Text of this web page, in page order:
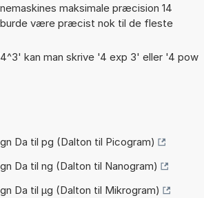
maksimale præcision 14
være præcist nok til de fleste
kan man skrive '4 exp 3' eller '4 pow
Da til pg (Dalton til Picogram)
Da til ng (Dalton til Nanogram)
Da til µg (Dalton til Mikrogram)